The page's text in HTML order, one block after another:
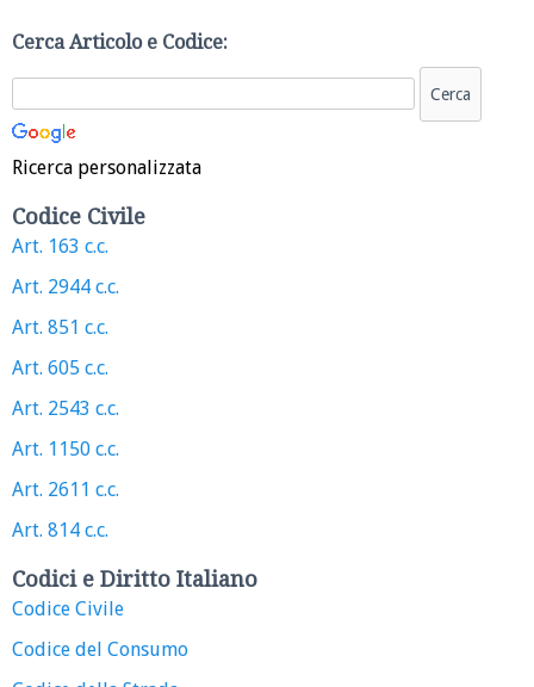
Cerca Articolo e Codice:
Ricerca personalizzata
Codice Civile
Art. 163 c.c.
Art. 2944 c.c.
Art. 851 c.c.
Art. 605 c.c.
Art. 2543 c.c.
Art. 1150 c.c.
Art. 2611 c.c.
Art. 814 c.c.
Codici e Diritto Italiano
Codice Civile
Codice del Consumo